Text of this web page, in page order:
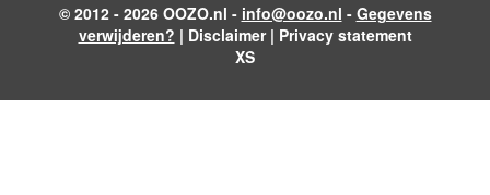
© 2012 - 2026 OOZO.nl - info@oozo.nl - Gegevens
verwijderen? | Disclaimer| Privacy statement
XS